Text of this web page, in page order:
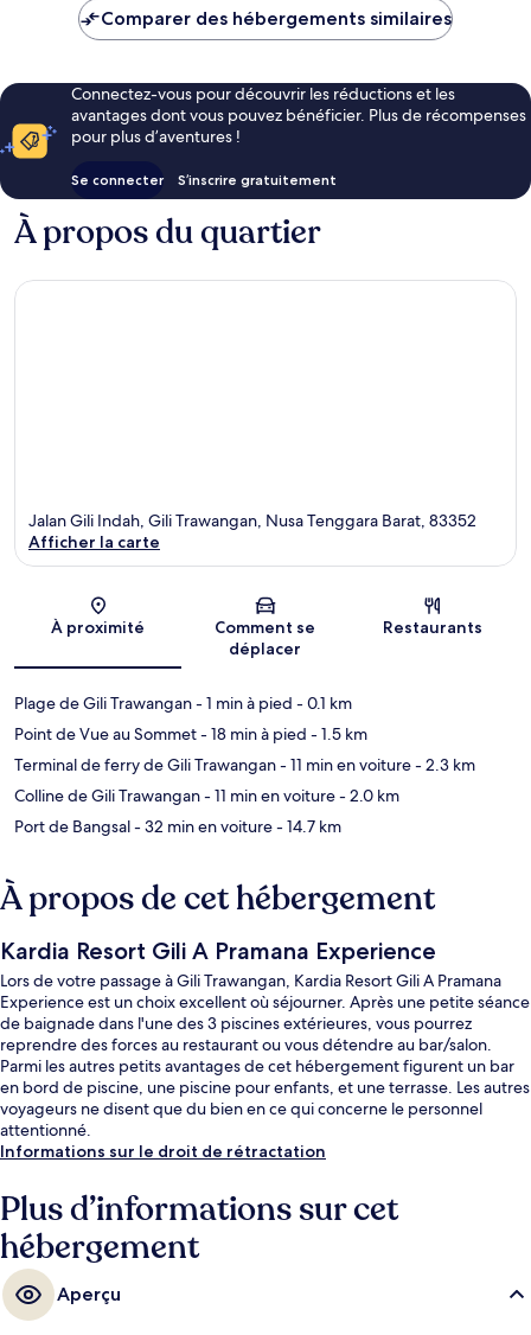
de
Comparer des hébergements similaires
Connectez-vous pour découvrir les réductions et les
avantages dont vous pouvez bénéficier. Plus de récompenses
pour plus d’aventures !
Se connecter S’inscrire gratuitement
À propos du quartier
Carte
Jalan Gili Indah, Gili Trawangan, Nusa Tenggara Barat, 83352
Afficher la carte
À proximité
Comment se
déplacer
Restaurants
Plage de Gili Trawangan- 1 min à pied - 0.1 km
Point de Vue au Sommet- 18 min à pied - 1.5 km
Terminal de ferry de Gili Trawangan- 11 min en voiture- 2.3 km
Colline de Gili Trawangan- 11 min en voiture- 2.0 km
Port de Bangsal- 32 min en voiture- 14.7 km
À propos de cet hébergement
Kardia Resort Gili A Pramana Experience
Lors de votre passage à Gili Trawangan, Kardia Resort Gili A Pramana
Experience est un choix excellent où séjourner. Après une petite séance
de baignade dans l'une des 3 piscines extérieures, vous pourrez
reprendre des forces au restaurant ou vous détendre au bar/salon.
Parmi les autres petits avantages de cet hébergement figurent un bar
en bord de piscine, une piscine pour enfants, et une terrasse. Les autres
voyageurs ne disent que du bien en ce qui concerne le personnel
attentionné.
Informations sur le droit de rétractation
Plus d’informations sur cet
hébergement
Aperçu